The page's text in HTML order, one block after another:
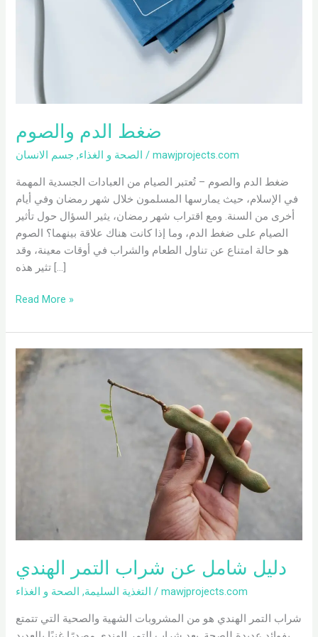
ضغط الدم والصوم
الصحة و الغذاء, جسم الانسان /mawjprojects.com
ضغط الدم والصوم – تُعتبر الصيام من العبادات الجسدية المهمة
في الإسلام، حيث يمارسها المسلمون خلال شهر رمضان وفي أيام
أخرى من السنة. ومع اقتراب شهر رمضان، يثير السؤال حول تأثير
الصيام على ضغط الدم، وما إذا كانت هناك علاقة بينهما؟ الصوم
هو حالة امتناع عن تناول الطعام والشراب في أوقات معينة، وقد
تثير هذه […]
Read More »
دليل شامل عن شراب التمر الهندي
التغذية السليمة, الصحة و الغذاء /mawjprojects.com
شراب التمر الهندي هو من المشروبات الشهية والصحية التي تتمتع
دليل
شامل
عن
شراب